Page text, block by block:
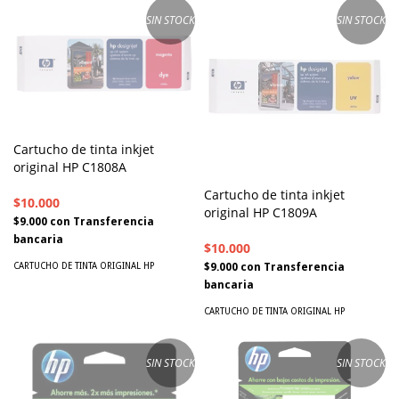
SIN STOCK
Cartucho de tinta inkjet
original HP C1808A
$10.000
$9.000 con Transferencia
bancaria
CARTUCHO DE TINTA ORIGINAL HP
SIN STOCK
Cartucho de tinta inkjet
original HP C1809A
$10.000
$9.000 con Transferencia
bancaria
CARTUCHO DE TINTA ORIGINAL HP
SIN STOCK SIN STOCK